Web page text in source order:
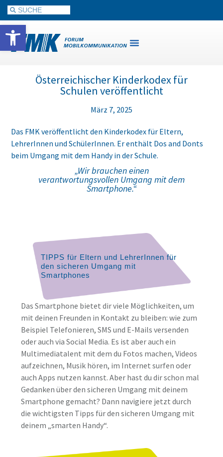
Werkzeugleiste öffnen
Österreichischer Kinderkodex für
Schulen veröffentlicht
März 7, 2025
Das FMK veröffentlicht den Kinderkodex für Eltern,
LehrerInnen und SchülerInnen. Er enthält Dos and Donts
beim Umgang mit dem Handy in der Schule.
„Wir brauchen einen
verantwortungsvollen Umgang mit dem
Smartphone.“
TIPPS für Eltern und LehrerInnen für
den sicheren Umgang mit
Smartphones
Das Smartphone bietet dir viele Möglichkeiten, um
mit deinen Freunden in Kontakt zu bleiben: wie zum
Beispiel Telefonieren, SMS und E-Mails versenden
oder auch via Social Media. Es ist aber auch ein
Multimediatalent mit dem du Fotos machen, Videos
aufzeichnen, Musik hören, im Internet surfen oder
auch Apps nutzen kannst. Aber hast du dir schon mal
Gedanken über densicheren Umgang mit deinem
Smartphone gemacht? Dann navigiere jetzt durch
die wichtigsten Tipps für den sicheren Umgang mit
deinem „smarten Handy“.